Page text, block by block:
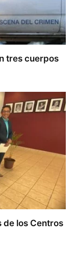
tres cuerpos
de los Centros